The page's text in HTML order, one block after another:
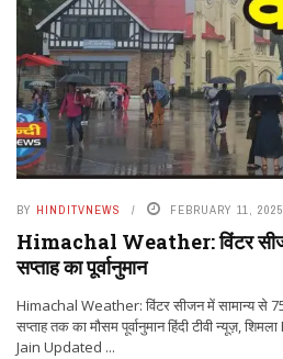
BY HINDITVNEWS FEBRUARY 11, 2025
Himachal Weather: विंटर
सप्ताह का पूर्वानुमान
Himachal Weather: विंटर सीजन में सामान्य से
सप्ताह तक का माैसम पूर्वानुमान हिंदी टीवी न्यूज़,
Jain Updated ...